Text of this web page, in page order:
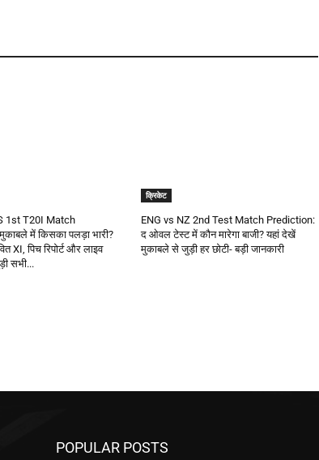
1st T20I Match
में किसका पलड़ा भारी?
XI, पिच रिपोर्ट और लाइव
सभी...
क्रिकेट
ENG vs NZ 2nd Test Match Prediction:
द ओवल टेस्ट में कौन मारेगा बाजी? यहां देखें
मुकाबले से जुड़ी हर छोटी- बड़ी जानकारी
POPULAR POSTS